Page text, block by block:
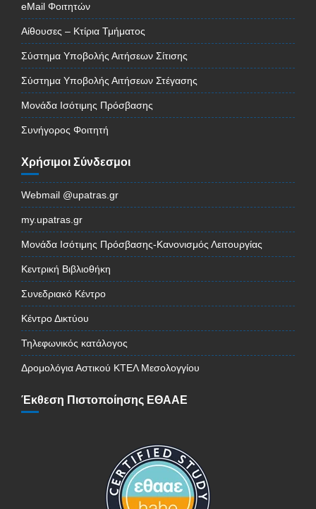
eMail Φοιτητών
Αίθουσες – Κτίρια Τμήματος
Σύστημα Υποβολής Αιτήσεων Σίτισης
Σύστημα Υποβολής Αιτήσεων Στέγασης
Μονάδα Ισότιμης Πρόσβασης
Συνήγορος Φοιτητή
Χρήσιμοι Σύνδεσμοι
Webmail @upatras.gr
my.upatras.gr
Μονάδα Ισότιμης Πρόσβασης-Κανονισμός Λειτουργίας
Κεντρική Βιβλιοθήκη
Συνεδριακό Κέντρο
Κέντρο Δικτύου
Τηλεφωνικός κατάλογος
Δρομολόγια Αστικού ΚΤΕΛ Μεσολογγίου
Έκθεση Πιστοποίησης ΕΘΑΑΕ